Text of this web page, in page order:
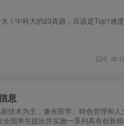
！中科大的23真题，应该是Top1难
0
息
技术为主，兼有医学、特色管理和人
国率先提出并实施一系列具有创新